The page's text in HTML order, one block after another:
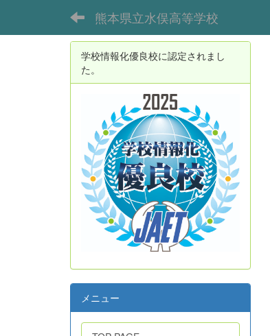
熊本県立水俣高等学校
学校情報化優良校に認定されまし
た。
メニュー